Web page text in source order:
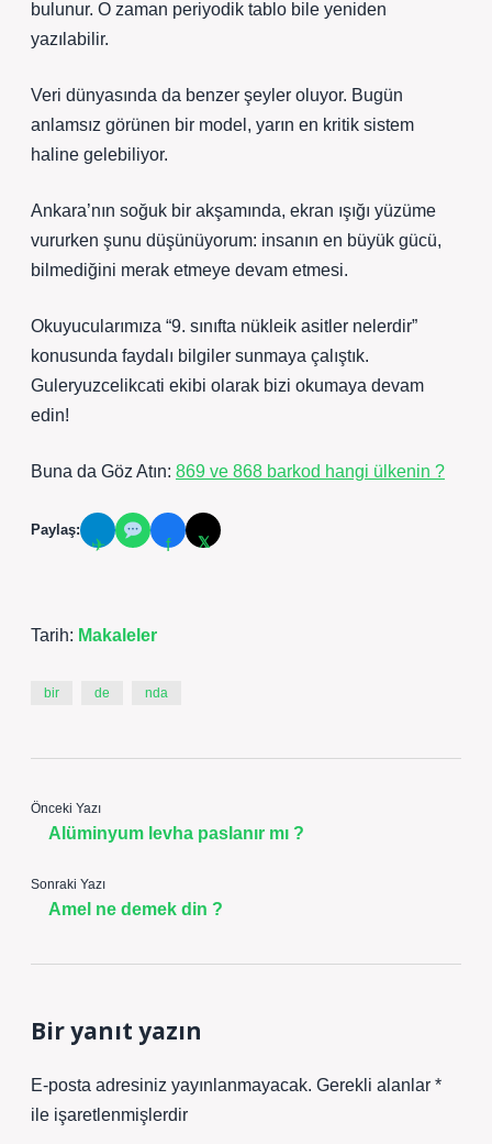
bulunur. O zaman periyodik tablo bile yeniden
yazılabilir.
Veri dünyasında da benzer şeyler oluyor. Bugün
anlamsız görünen bir model, yarın en kritik sistem
haline gelebiliyor.
Ankara’nın soğuk bir akşamında, ekran ışığı yüzüme
vururken şunu düşünüyorum: insanın en büyük gücü,
bilmediğini merak etmeye devam etmesi.
Okuyucularımıza “9. sınıfta nükleik asitler nelerdir”
konusunda faydalı bilgiler sunmaya çalıştık.
Guleryuzcelikcati ekibi olarak bizi okumaya devam
edin!
Buna da Göz Atın: 869 ve 868 barkod hangi ülkenin ?
Paylaş:
✈ f 𝕏
Tarih: Makaleler
bir de nda
Önceki Yazı
Alüminyum levha paslanır mı ?
Sonraki Yazı
Amel ne demek din ?
Bir yanıt yazın
E-posta adresiniz yayınlanmayacak. Gerekli alanlar *
ile işaretlenmişlerdir